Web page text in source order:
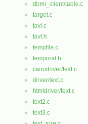
► dbmi_client/table.c
► target.c
► tavl.c
► tavl.h
► tempfile.c
► temporal.h
► cairodriver/text.c
► driver/text.c
► htmldriver/text.c
► text2.c
► text3.c